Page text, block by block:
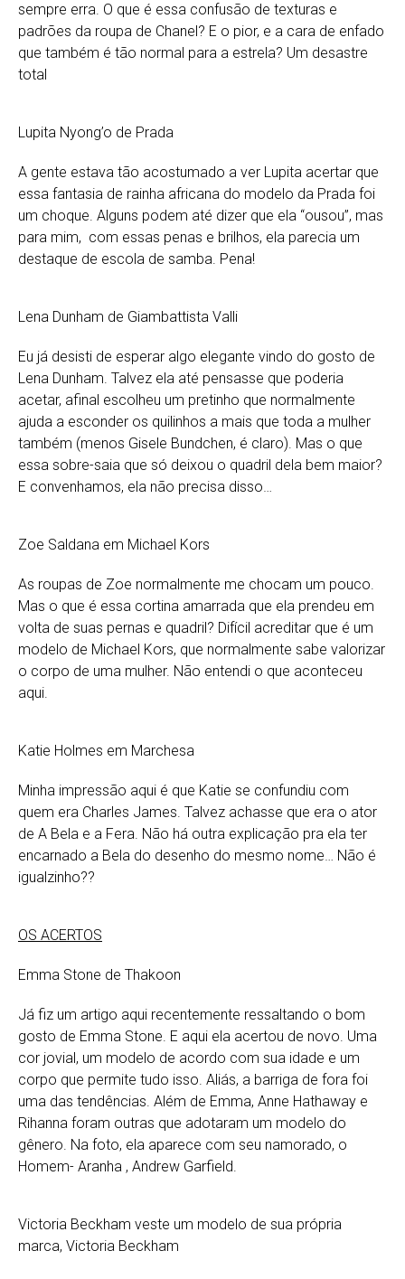
sempre erra. O que é essa confusão de texturas e
padrões da roupa de Chanel? E o pior, e a cara de enfado
que também é tão normal para a estrela? Um desastre
total
Lupita Nyong’o de Prada
A gente estava tão acostumado a ver Lupita acertar que
essa fantasia de rainha africana do modelo da Prada foi
um choque. Alguns podem até dizer que ela “ousou”, mas
para mim, com essas penas e brilhos, ela parecia um
destaque de escola de samba. Pena!
Lena Dunham de Giambattista Valli
Eu já desisti de esperar algo elegante vindo do gosto de
Lena Dunham. Talvez ela até pensasse que poderia
acetar, afinal escolheu um pretinho que normalmente
ajuda a esconder os quilinhos a mais que toda a mulher
também (menos Gisele Bundchen, é claro). Mas o que
essa sobre-saia que só deixou o quadril dela bem maior?
E convenhamos, ela não precisa disso…
Zoe Saldana em Michael Kors
As roupas de Zoe normalmente me chocam um pouco.
Mas o que é essa cortina amarrada que ela prendeu em
volta de suas pernas e quadril? Difícil acreditar que é um
modelo de Michael Kors, que normalmente sabe valorizar
o corpo de uma mulher. Não entendi o que aconteceu
aqui.
Katie Holmes em Marchesa
Minha impressão aqui é que Katie se confundiu com
quem era Charles James. Talvez achasse que era o ator
de A Bela e a Fera. Não há outra explicação pra ela ter
encarnado a Bela do desenho do mesmo nome… Não é
igualzinho??
OS ACERTOS
Emma Stone de Thakoon
Já fiz um artigo aqui recentemente ressaltando o bom
gosto de Emma Stone. E aqui ela acertou de novo. Uma
cor jovial, um modelo de acordo com sua idade e um
corpo que permite tudo isso. Aliás, a barriga de fora foi
uma das tendências. Além de Emma, Anne Hathaway e
Rihanna foram outras que adotaram um modelo do
gênero. Na foto, ela aparece com seu namorado, o
Homem- Aranha , Andrew Garfield.
Victoria Beckham veste um modelo de sua própria
marca, Victoria Beckham